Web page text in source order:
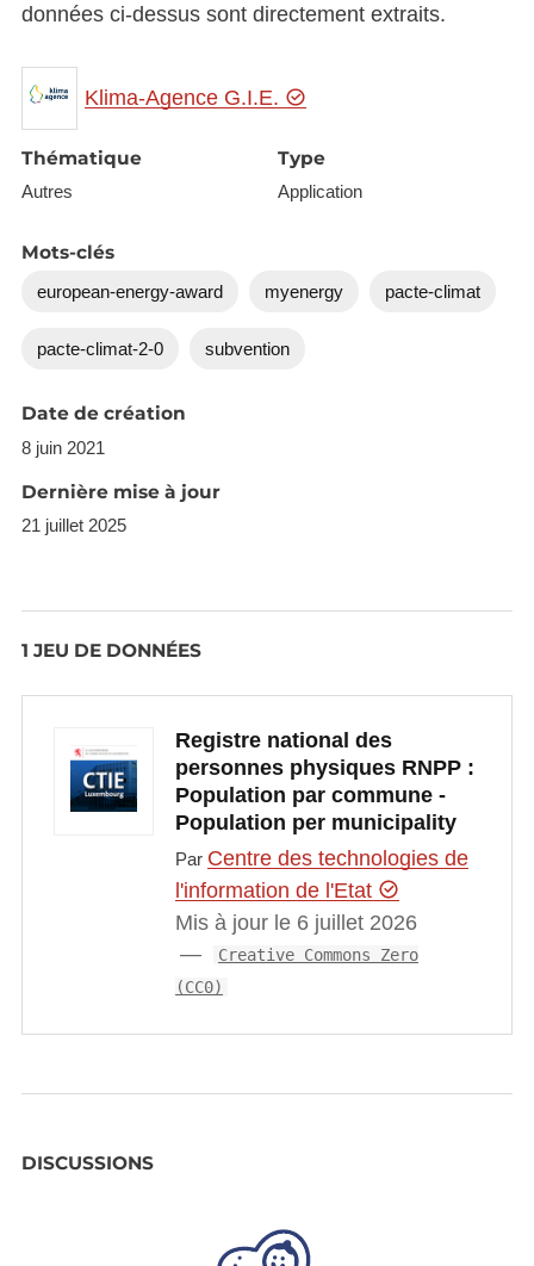
données ci-dessus sont directement extraits.
Klima-Agence G.I.E.
Thématique
Autres
Type
Application
Mots-clés
european-energy-award myenergy pacte-climat
pacte-climat-2-0 subvention
Date de création
8 juin 2021
Dernière mise à jour
21 juillet 2025
1 JEU DE DONNÉES
Registre national des
personnes physiques RNPP :
Population par commune -
Population per municipality
Par Centre des technologies de
l'information de l'Etat
Mis à jour le 6 juillet 2026
Creative Commons Zero
(CC0)
DISCUSSIONS